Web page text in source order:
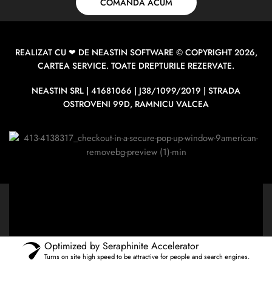
COMANDA ACUM
REALIZAT CU ❤ DE NEASTIN SOFTWARE © COPYRIGHT 2026,
CARTEA SERVICE. TOATE DREPTURILE REZERVATE.
NEASTIN SRL | 41681066 | J38/1099/2019 | STRADA
OSTROVENI 99D, RAMNICU VALCEA
Optimized by Seraphinite Accelerator
Turns on site high speed to be attractive for people and search engines.